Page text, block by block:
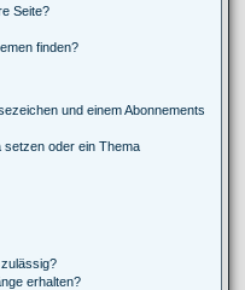
Seite?
finden?
und einem Abonnements
setzen oder ein Thema
erhalten?